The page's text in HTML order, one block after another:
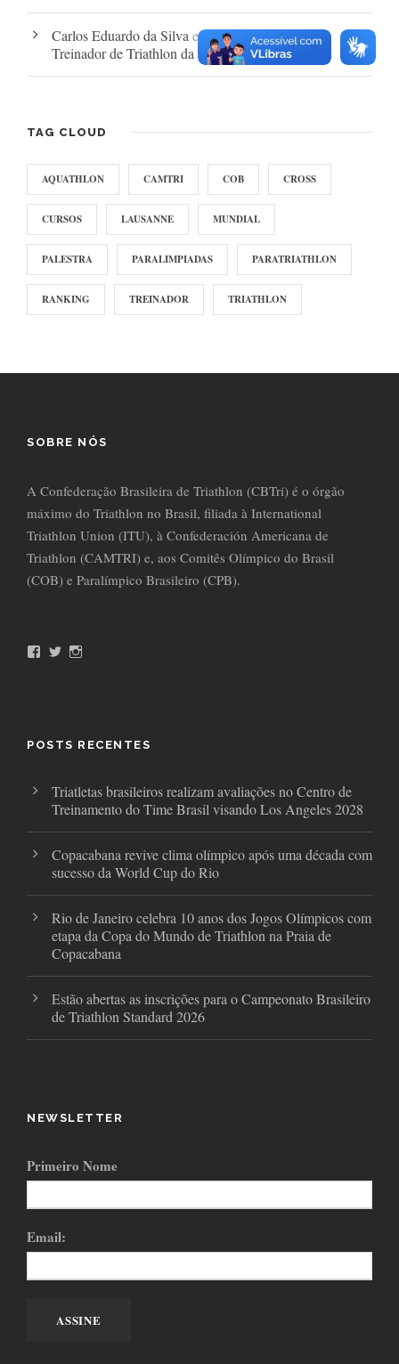
Carlos Eduardo da Silva emVem aí o Curso de
Treinador de Triathlon da CBTri – Edição 2025!
TAG CLOUD
AQUATHLON CAMTRI COB CROSS
CURSOS LAUSANNE MUNDIAL
PALESTRA PARALIMPIADAS PARATRIATHLON
RANKING TREINADOR TRIATHLON
SOBRE NÓS
A Confederação Brasileira de Triathlon (CBTri) é o órgão
máximo do Triathlon no Brasil, filiada à International
Triathlon Union (ITU), à Confederación Americana de
Triathlon (CAMTRI) e, aos Comitês Olímpico do Brasil
(COB) e Paralímpico Brasileiro (CPB).
k
T
a
POSTS RECENTES
Triatletas brasileiros realizam avaliações no Centro de
Treinamento do Time Brasil visando Los Angeles 2028
Copacabana revive clima olímpico após uma década com
sucesso da World Cup do Rio
Rio de Janeiro celebra 10 anos dos Jogos Olímpicos com
etapa da Copa do Mundo de Triathlon na Praia de
Copacabana
Estão abertas as inscrições para o Campeonato Brasileiro
de Triathlon Standard 2026
NEWSLETTER
Primeiro Nome
Email: